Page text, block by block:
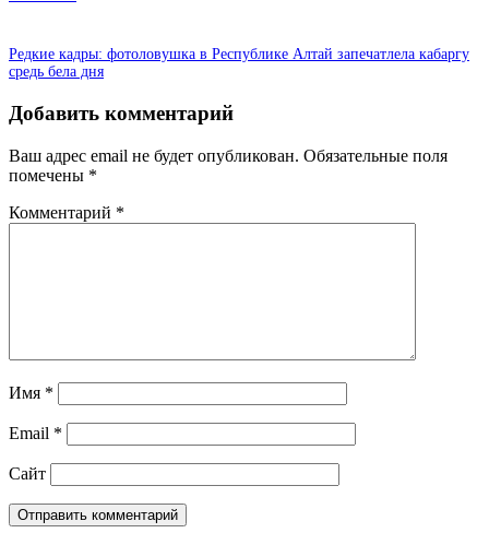
Редкие кадры: фотоловушка в Республике Алтай запечатлела кабаргу
средь бела дня
Добавить комментарий
Ваш адрес email не будет опубликован. Обязательные поля
помечены *
Комментарий *
Имя *
Email *
Сайт